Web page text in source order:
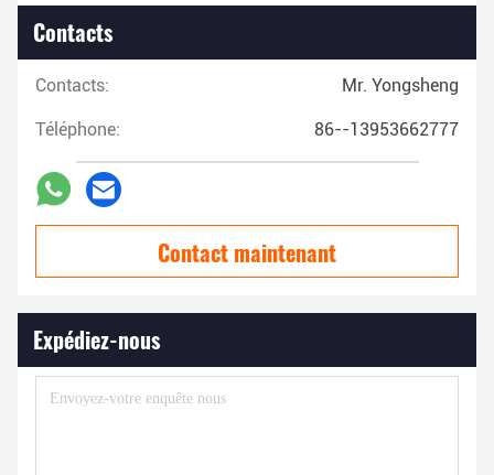
Contacts
Contacts: Mr. Yongsheng
Téléphone: 86--13953662777
Contact maintenant
Expédiez-nous